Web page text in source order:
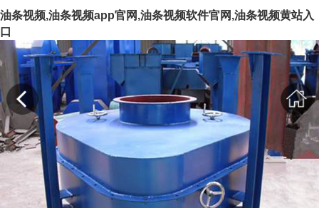
油条视频,油条视频app官网,油条视频软件官网,油条视频黄站入
口